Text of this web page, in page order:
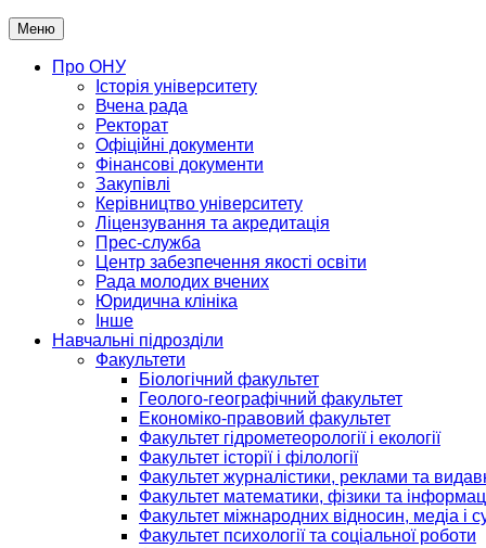
Меню
Про ОНУ
Історія університету
Вчена рада
Ректорат
Офіційні документи
Фінансові документи
Закупівлі
Керівництво університету
Ліцензування та акредитація
Прес-служба
Центр забезпечення якості освіти
Рада молодих вчених
Юридична клініка
Інше
Навчальні підрозділи
Факультети
Біологічний факультет
Геолого-географічний факультет
Економіко-правовий факультет
Факультет гідрометеорології і екології
Факультет історії і філології
Факультет журналістики, реклами та
Факультет математики, фізики та
Факультет міжнародних відносин, медіа і
Факультет психології та соціальної роботи